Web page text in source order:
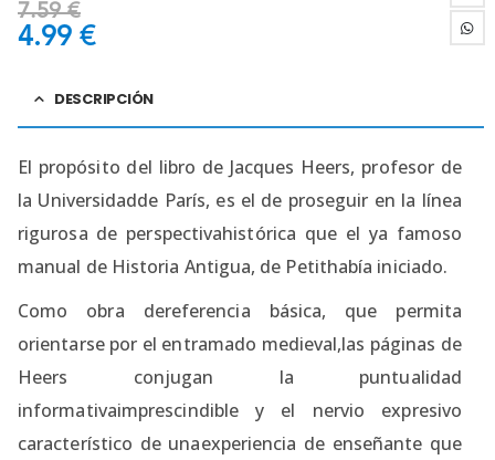
7.59€
4.99 €
DESCRIPCIÓN
El propósito del libro de Jacques Heers, profesor de
la Universidadde París, es el de proseguir en la línea
rigurosa de perspectivahistórica que el ya famoso
manual de Historia Antigua, de Petithabía iniciado.
Como obra dereferencia básica, que permita
orientarse por el entramado medieval,las páginas de
Heers conjugan la puntualidad
informativaimprescindible y el nervio expresivo
característico de unaexperiencia de enseñante que